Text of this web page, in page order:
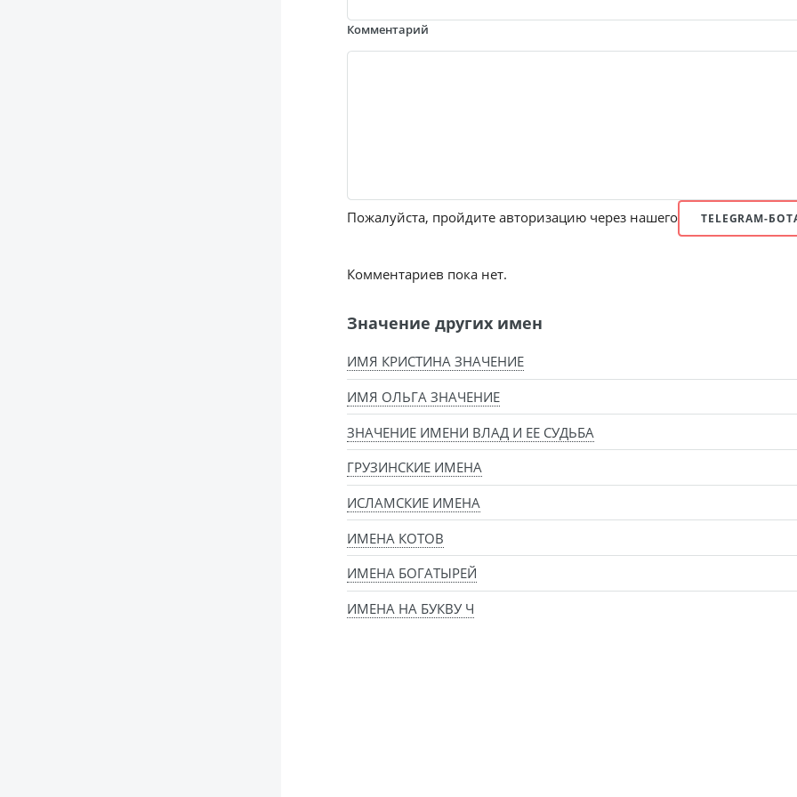
Комментарий
Пожалуйста, пройдите авторизацию через нашего TELEGRAM-
Комментариев пока нет.
Значение других имен
ИМЯ КРИСТИНА ЗНАЧЕНИЕ
ИМЯ ОЛЬГА ЗНАЧЕНИЕ
ЗНАЧЕНИЕ ИМЕНИ ВЛАД И ЕЕ СУДЬБА
ГРУЗИНСКИЕ ИМЕНА
ИСЛАМСКИЕ ИМЕНА
ИМЕНА КОТОВ
ИМЕНА БОГАТЫРЕЙ
ИМЕНА НА БУКВУ Ч